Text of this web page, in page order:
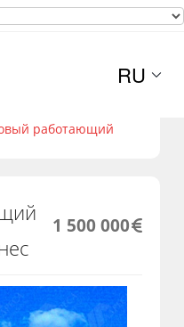
RU
работающий
1 500 000